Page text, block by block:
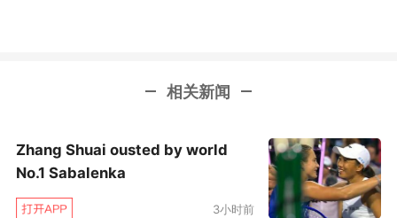
相关新闻
Zhang Shuai ousted by world
No.1 Sabalenka
3小时前